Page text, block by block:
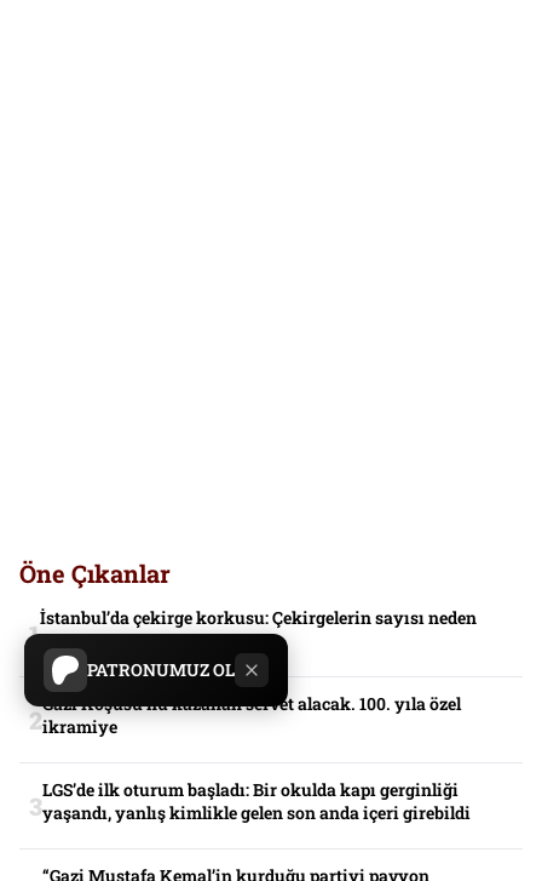
PATRONUMUZ OL
Öne Çıkanlar
İstanbul’da çekirge korkusu: Çekirgelerin sayısı neden
arttı?
Gazi Koşusu’nu kazanan servet alacak. 100. yıla özel
ikramiye
LGS’de ilk oturum başladı: Bir okulda kapı gerginliği
yaşandı, yanlış kimlikle gelen son anda içeri girebildi
“Gazi Mustafa Kemal’in kurduğu partiyi pavyon